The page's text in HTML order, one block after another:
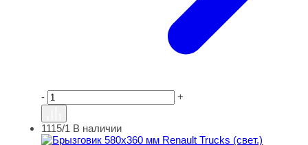
- +
Брызговик 580х360 мм Renault Trucks (свет.)
1115/1 В наличии